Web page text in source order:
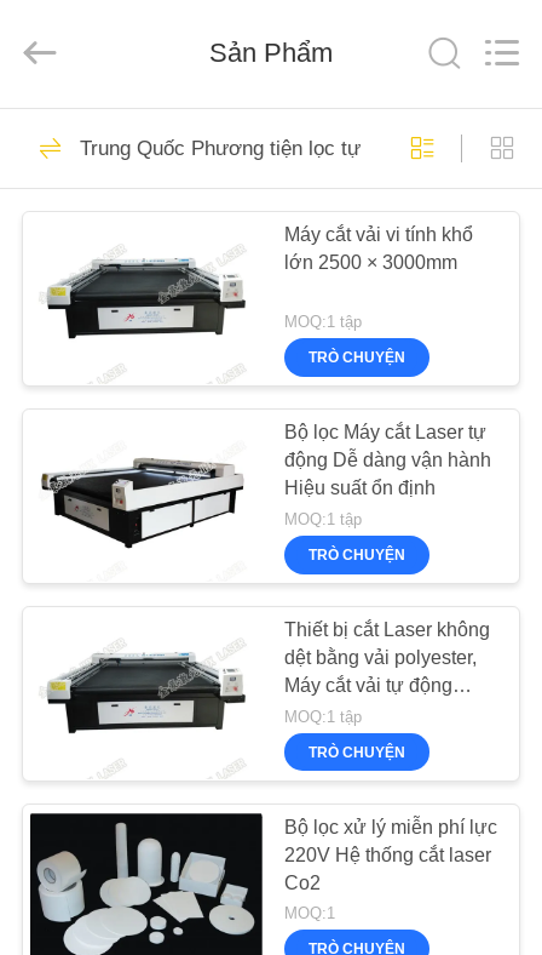
TRANG
CHỦ
SẢN
PHẨM
VỀ
TÔI
QUAN
MÁY
SOÁT
LƯỢNG
Photoelectric
Co.,Ltd.
Reserved.
Máy Laser Co2
Máy Laser Galvo
25
Máy Laser Laser
21
Sản Phẩm
Trung Quốc Phương tiện lọc tự động Laser cắt
Máy cắt vải vi tính khổ
lớn 2500 × 3000mm
MOQ:1 tập
TRÒ CHUYỆN
Bộ lọc Máy cắt Laser tự
động Dễ dàng vận hành
Hiệu suất ổn định
MOQ:1 tập
TRÒ CHUYỆN
Thiết bị cắt Laser không
dệt bằng vải polyester,
Máy cắt vải tự động
150w
MOQ:1 tập
TRÒ CHUYỆN
Bộ lọc xử lý miễn phí lực
220V Hệ thống cắt laser
Co2
MOQ:1
TRÒ CHUYỆN